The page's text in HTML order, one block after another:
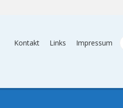
Kontakt Links Impressum